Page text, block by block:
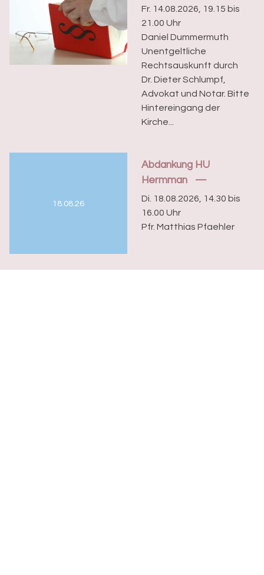
Fr. 14.08.2026, 19.15 bis
21.00 Uhr
Daniel Dummermuth
Unentgeltliche
Rechtsauskunft durch
Dr. Dieter Schlumpf,
Advokat und Notar. Bitte
Hintereingang der
Kirche...
18.08.26
Abdankung HU
Hermman
Di. 18.08.2026, 14.30 bis
16.00 Uhr
Pfr. Matthias Pfaehler